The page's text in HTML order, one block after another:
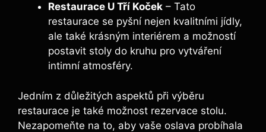
Restaurace U Tří Koček – Tato
restaurace se pyšní nejen kvalitními jídly,
ale také krásným interiérem a možností
postavit stoly do kruhu pro vytváření
intimní atmosféry.
Jedním z důležitých aspektů při výběru
restaurace je také možnost rezervace stolu.
Nezapomeňte na to, aby vaše oslava probíhala